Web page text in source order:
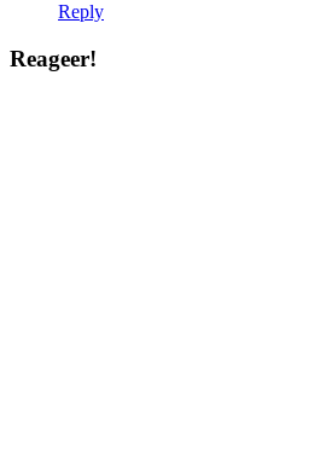
Reply
Reageer!